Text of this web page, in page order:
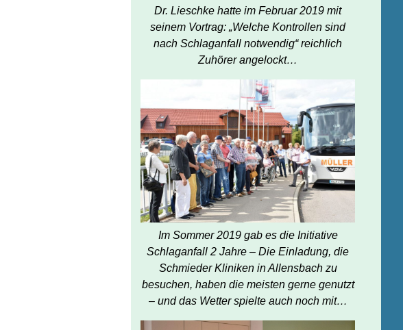
Dr. Lieschke hatte im Februar 2019 mit
seinem Vortrag: „Welche Kontrollen sind
nach Schlaganfall notwendig“ reichlich
Zuhörer angelockt…
Im Sommer 2019 gab es die Initiative
Schlaganfall 2 Jahre – Die Einladung, die
Schmieder Kliniken in Allensbach zu
besuchen, haben die meisten gerne genutzt
– und das Wetter spielte auch noch mit…